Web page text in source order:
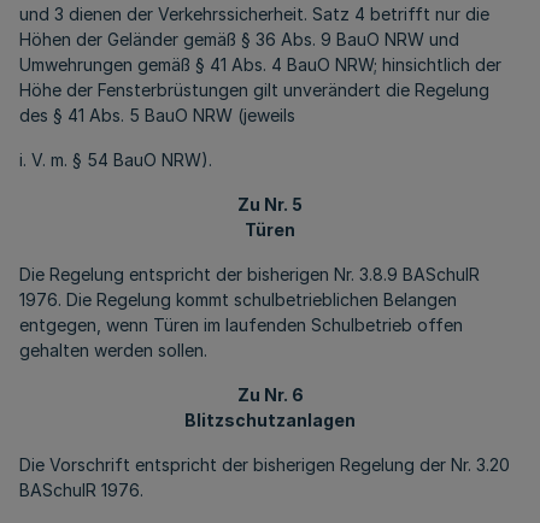
und 3 dienen der Verkehrssicherheit. Satz 4 betrifft nur die
Höhen der Geländer gemäß § 36 Abs. 9 BauO NRW und
Umwehrungen gemäß § 41 Abs. 4 BauO NRW; hinsichtlich der
Höhe der Fensterbrüstungen gilt unverändert die Regelung
des § 41 Abs. 5 BauO NRW (jeweils
i. V. m. § 54 BauO NRW).
Zu Nr. 5
Türen
Die Regelung entspricht der bisherigen Nr. 3.8.9 BASchulR
1976. Die Regelung kommt schulbetrieblichen Belangen
entgegen, wenn Türen im laufenden Schulbetrieb offen
gehalten werden sollen.
Zu Nr. 6
Blitzschutzanlagen
Die Vorschrift entspricht der bisherigen Regelung der Nr. 3.20
BASchulR 1976.